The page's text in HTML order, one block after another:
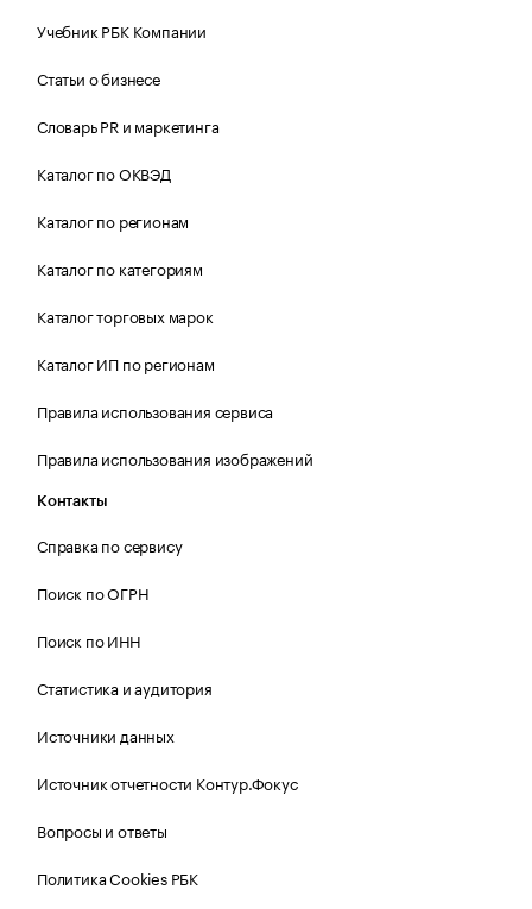
Учебник РБК Компании
Статьи о бизнесе
Словарь PR и маркетинга
Каталог по ОКВЭД
Каталог по регионам
Каталог по категориям
Каталог торговых марок
Каталог ИП по регионам
Правила использования сервиса
Правила использования изображений
Контакты
Справка по сервису
Поиск по ОГРН
Поиск по ИНН
Статистика и аудитория
Источники данных
Источник отчетности Контур.Фокус
Вопросы и ответы
Политика Cookies РБК